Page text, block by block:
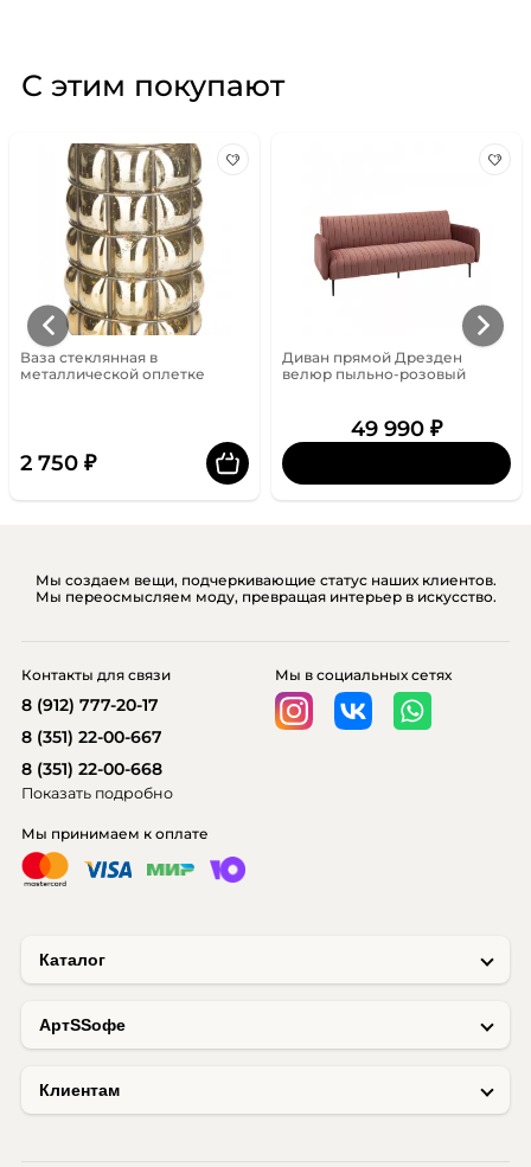
С этим покупают
Ваза стеклянная в
металлической оплетке
2 750 ₽
Диван прямой Дрезден
велюр пыльно-розовый
49 990 ₽
Мы создаем вещи, подчеркивающие статус наших клиентов.
Мы переосмысляем моду, превращая интерьер в искусство.
Каталог
AртSSофе
Клиентам
Мы принимаем к оплате
Мы в социальных сетях
Контакты для связи
8 (912) 777-20-17
8 (351) 22-00-667
8 (351) 22-00-668
Показать подробно